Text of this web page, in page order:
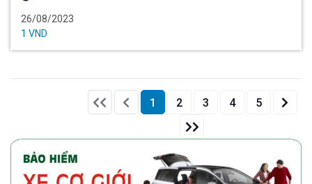
26/08/2023
1 VND
Front 1 2 3 4
5
End